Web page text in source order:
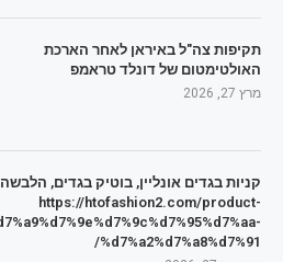
תקיפות צה"ל באיראן לאחר הארכת
האולטימטום של דונלד טראמפ
מרץ 27, 2026
קניות בגדים אונליין, בוטיק בגדים,
https://htofashion2.com/product-
%d7%a2%d7%a8%d7%91/